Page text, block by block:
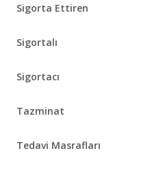
Sigorta Ettiren
Sigortalı
Sigortacı
Tazminat
Tedavi Masrafları